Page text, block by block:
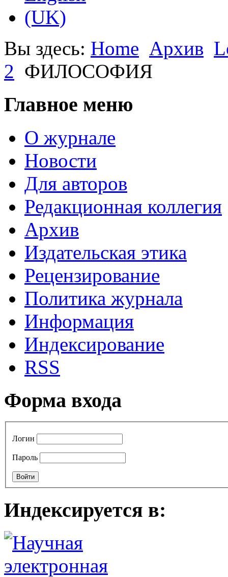
Вы здесь: Home Архив
2 ФИЛОСОФИЯ
Главное меню
О журнале
Новости
Для авторов
Редакционная коллегия
Архив
Издательская этика
Рецензирование
Политика журнала
Информация
Индексирование
RSS
Форма входа
Логин
Пароль
Индексируется в: